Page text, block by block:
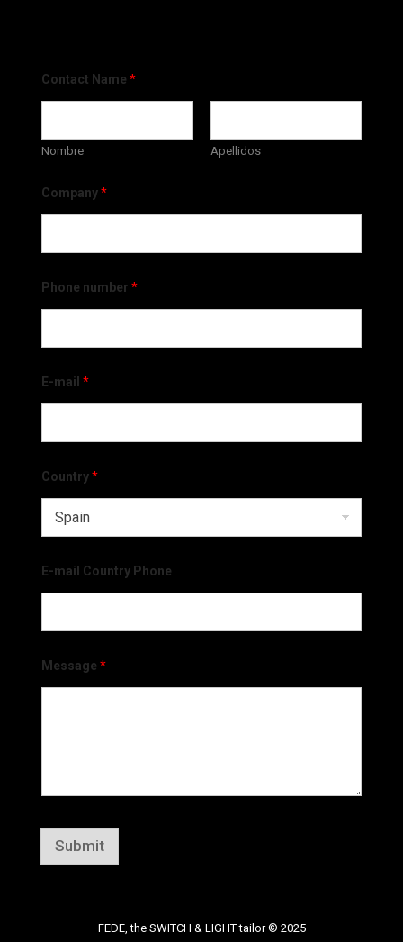
Contact Name *
Nombre Apellidos
Company*
Phone number *
E-mail *
Country*
E-mail Country Phone
Message *
Submit
FEDE, the SWITCH & LIGHT tailor © 2025